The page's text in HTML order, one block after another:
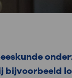
bijvoorbeeld